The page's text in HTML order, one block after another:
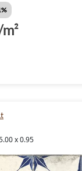
x 0.95